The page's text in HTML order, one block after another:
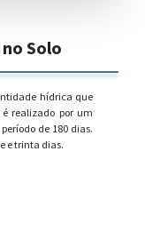
Solo
hídrica que
é realizado por um
de 180 dias.
e trinta dias.